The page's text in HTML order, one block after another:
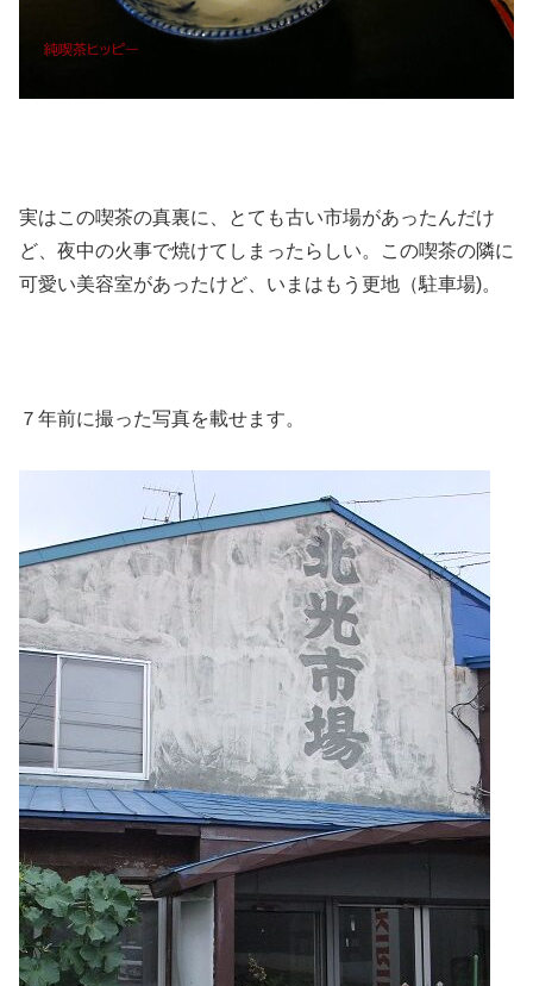
実はこの喫茶の真裏に、とても古い市場があったんだけ
ど、夜中の火事で焼けてしまったらしい。この喫茶の隣に
可愛い美容室があったけど、いまはもう更地（駐車場)。
７年前に撮った写真を載せます。